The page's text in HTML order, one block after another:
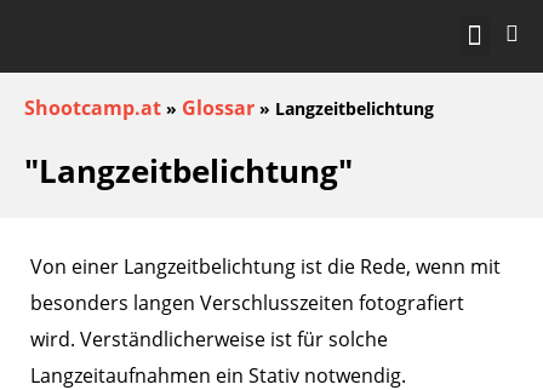
Shootcamp.at » Glossar » Langzeitbelichtung
"Langzeitbelichtung"
Von einer Langzeitbelichtung ist die Rede, wenn mit
besonders langen Verschlusszeiten fotografiert
wird. Verständlicherweise ist für solche
Langzeitaufnahmen ein Stativ notwendig.